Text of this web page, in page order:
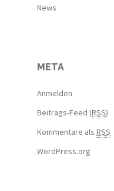
News
META
Anmelden
Beitrags-Feed (RSS)
Kommentare als RSS
WordPress.org